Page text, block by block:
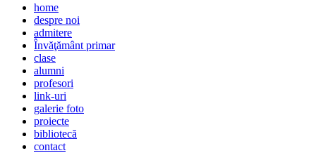
home
despre noi
admitere
Învăţământ primar
clase
alumni
profesori
link-uri
galerie foto
proiecte
bibliotecă
contact